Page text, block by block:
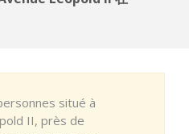
situé à
II, près de